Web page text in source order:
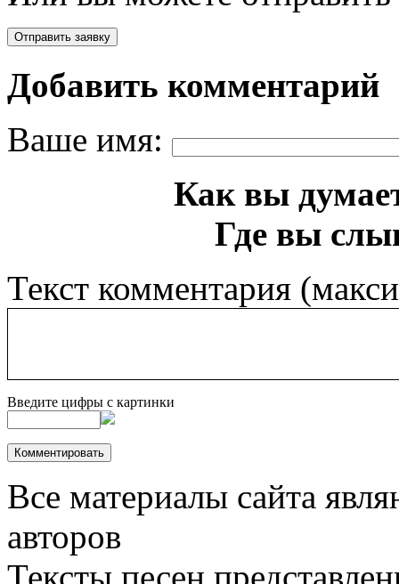
Добавить комментарий
Ваше имя:
Как вы
Где вы
Текст комментария
Введите цифры с картинки
Все материалы сайта
авторов